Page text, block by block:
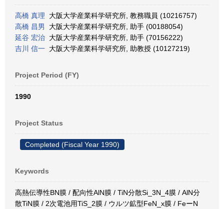
高橋 真理 大阪大学産業科学研究所, 教務職員 (10216757)
高橋 昌男
大阪大学産業科学研究所, 助手 (00188054)
延谷 宏治 大阪大学産業科学研究所, 助手 (70156222)
吉川 信一 大阪大学産業科学研究所, 助教授 (10127219)
Project Period (FY)
1990
Project Status
Completed (Fiscal Year 1990)
Keywords
高熱伝導性BN膜 / 配向性AlN膜 / TiN分散Si_3N_4膜 / AlN分
散TiN膜 / 2次電池用TiS_2膜 / ウルツ鉱型FeN_x膜 / FeーN